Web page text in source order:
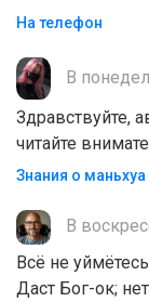
На телефон
В
Здравствуйте,
читайте
Знания о
В
Всё не
Даст Бог-ок;